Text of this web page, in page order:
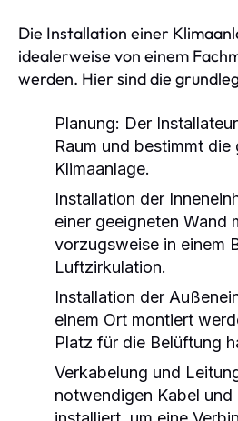
Die Installation einer
idealerweise von einem
werden. Hier sind die
Planung: Der
Raum und bestimmt die
Klimaanlage.
Installation der
einer geeigneten Wand
vorzugsweise in einem
Luftzirkulation.
Installation der
einem Ort montiert
Platz für die Belüftung
Verkabelung und
notwendigen Kabel und